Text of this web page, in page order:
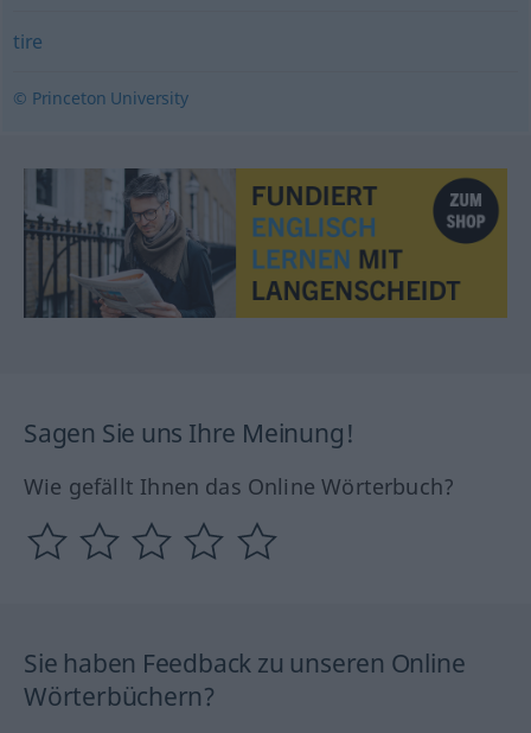
tire
© Princeton University
Sagen Sie uns Ihre Meinung!
Wie gefällt Ihnen das Online Wörterbuch?
Sie haben Feedback zu unseren Online
Wörterbüchern?